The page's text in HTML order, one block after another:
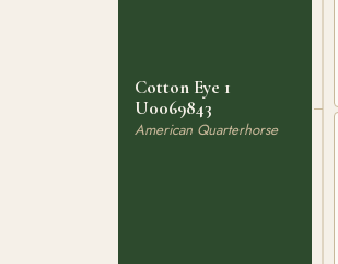
Cotton Eye 1
U0069843
American Quarterhorse